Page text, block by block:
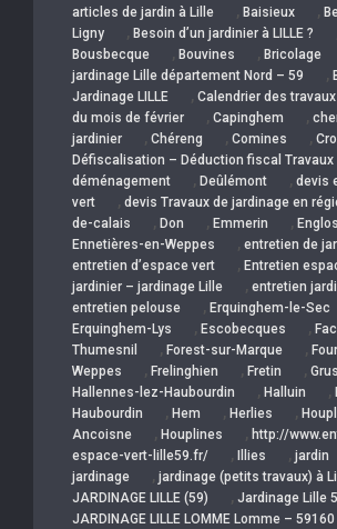
articles de jardin à Lille , Baisieux ,
Ligny
, Besoin d’un jardinier à LILLE ?
Bousbecque , Bouvines , Bricolage
jardinage Lille département Nord – 59
,
Jardinage LILLE
, Calendrier des
du mois de février
, Capinghem ,
jardinier
, Chéreng , Comines ,
Défiscalisation – Déduction fiscal
déménagement , Deûlémont , devis
vert
, devis Travaux de jardinage en
de-calais
, Don , Emmerin , Englos
Ennetières-en-Weppes , entretien de
entretien d’espace vert , Entretien
jardinier – jardinage Lille
, entretien
entretien pelouse , Erquinghem-le-Sec
Erquinghem-Lys , Escobecques ,
Thumesnil
, Forest-sur-Marque ,
Weppes
, Frelinghien , Fretin ,
Hallennes-lez-Haubourdin , Halluin ,
Haubourdin , Hem , Herlies ,
Ancoisne
, Houplines , http://
espace-vert-lille59.fr/
, Illies , jardin
jardinage , jardinage (petits travaux) à
JARDINAGE LILLE (59) , Jardinage Lille
JARDINAGE LILLE LOMME Lomme – 59160